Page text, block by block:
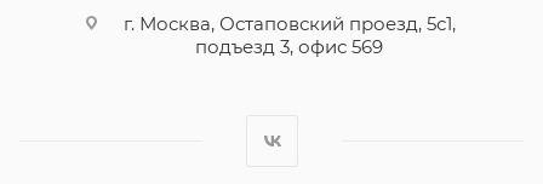
г. Москва, Остаповский проезд, 5с1,
подъезд 3, офис 569